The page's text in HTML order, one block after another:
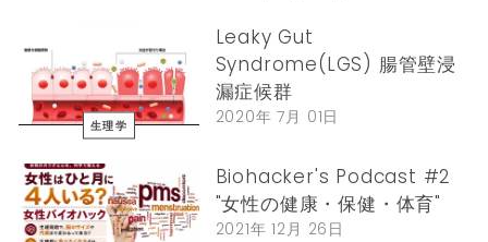
生理学
Leaky Gut
Syndrome(LGS) 腸管壁浸
漏症候群
2020年 7月 01日
Biohacker's Podcast #2
"女性の健康・保健・体育"
2021年 12月 26日